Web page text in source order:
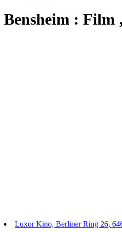
Bensheim : Film
Luxor Kino, Berliner Ring 26,